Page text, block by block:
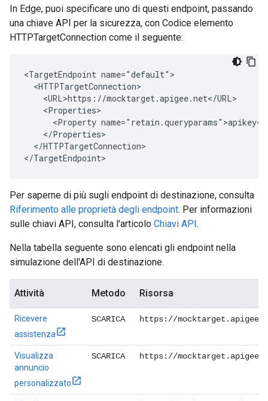
In Edge, puoi specificare uno di questi endpoint, passando
una chiave API per la sicurezza, con Codice elemento
HTTPTargetConnection come il seguente:
<TargetEndpoint name="default">
  <HTTPTargetConnection>
    <URL>https://mocktarget.apigee.net</URL>
    <Properties>
<Property
    </Properties>
  </HTTPTargetConnection>
</TargetEndpoint>
Per saperne di più sugli endpoint di destinazione, consulta
Riferimento alle proprietà degli endpoint. Per informazioni
sulle chiavi API, consulta l'articolo Chiavi API.
Nella tabella seguente sono elencati gli endpoint nella
simulazione dell'API di destinazione.
Attività Metodo Risorsa
Ricevere
assistenza
SCARICA https://
Visualizza
annuncio
personalizzato
SCARICA https://